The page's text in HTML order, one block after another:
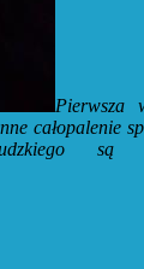
Pierwsza
całopalenie
są